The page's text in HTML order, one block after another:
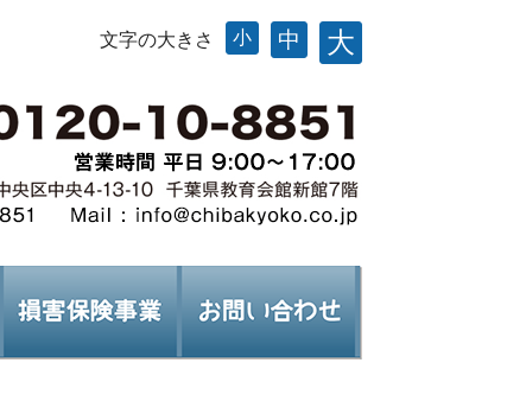
文字の大きさ 小 中 大